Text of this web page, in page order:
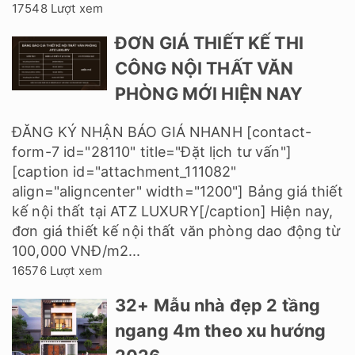
17548 Lượt xem
ĐƠN GIÁ THIẾT KẾ THI
CÔNG NỘI THẤT VĂN
PHÒNG MỚI HIỆN NAY
ĐĂNG KÝ NHẬN BÁO GIÁ NHANH [contact-
form-7 id="28110" title="Đặt lịch tư vấn"]
[caption id="attachment_111082"
align="aligncenter" width="1200"] Bảng giá thiết
kế nội thất tại ATZ LUXURY[/caption] Hiện nay,
đơn giá thiết kế nội thất văn phòng dao động từ
100,000 VNĐ/m2...
16576 Lượt xem
32+ Mẫu nhà đẹp 2 tầng
ngang 4m theo xu hướng